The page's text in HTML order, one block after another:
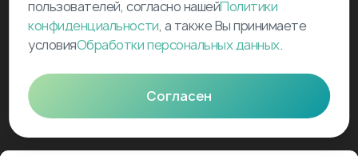
©2026Tourselfer
support@tourselfer.com
Карта сайта
пользователей, согласно нашейПолитики
конфиденциальности, а также Вы принимаете
условияОбработки персональных данных.
Согласен